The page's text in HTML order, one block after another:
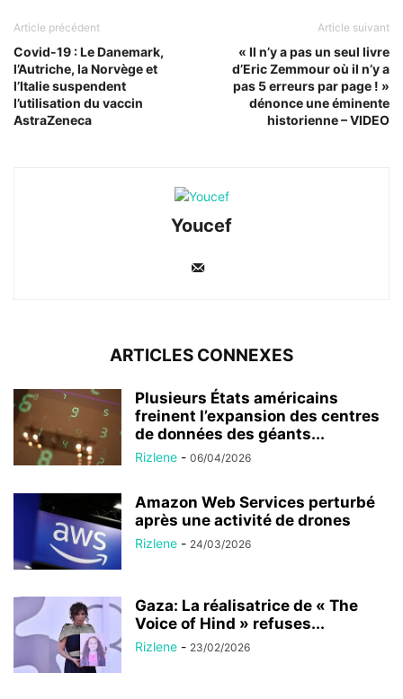
Article précédent
Covid-19 : Le Danemark,
l’Autriche, la Norvège et
l’Italie suspendent
l’utilisation du vaccin
AstraZeneca
Article suivant
« Il n’y a pas un seul livre
d’Eric Zemmour où il n’y a
pas 5 erreurs par page ! »
dénonce une éminente
historienne – VIDEO
Youcef
ARTICLES CONNEXES
Plusieurs États américains
freinent l’expansion des centres
de données des géants...
Rizlene - 06/04/2026
Amazon Web Services perturbé
après une activité de drones
Rizlene - 24/03/2026
Gaza: La réalisatrice de « The
Voice of Hind » refuses...
Rizlene - 23/02/2026